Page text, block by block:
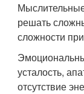
решать
сложности
усталость,
отсутствие